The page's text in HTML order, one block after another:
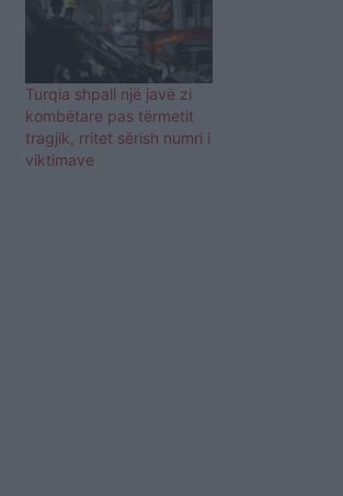
Turqia shpall një javë zi
kombëtare pas tërmetit
tragjik, rritet sërish numri i
viktimave